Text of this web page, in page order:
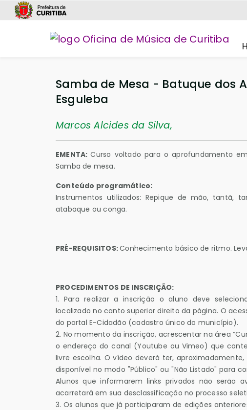
Samba de Mesa - Batuque dos
Esguleba
Marcos Alcides da Silva,
EMENTA:Curso voltado para o aprofundamento
Samba de mesa.
Conteúdo programático:
Instrumentos utilizados: Repique de mão, tantã,
atabaque ou conga.
PRÉ-REQUISITOS:Conhecimento básico de ritmo.
PROCEDIMENTOS DE INSCRIÇÃO:
1. Para realizar a inscrição o aluno deve
localizado no canto superior direito da página. O
do portal E-Cidadão (cadastro único do município).
2. No momento da inscrição, acrescentar na área
o endereço do canal (Youtube ou Vimeo) que
livre escolha. O vídeo deverá ter,
disponível no modo "Público" ou "Não Listado" para
Alunos que informarem links privados não serão
acarretará em sua desclassificação no processo
3. Os alunos que já participaram de edições